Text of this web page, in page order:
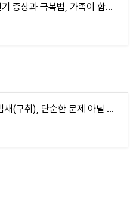
중년남성 갱년기 증상과 극복법, 가족이 함께 알아야 할 변화들
지속적인 입 냄새(구취), 단순한 문제 아닐 수도… ‘이 질환’ 의심해야